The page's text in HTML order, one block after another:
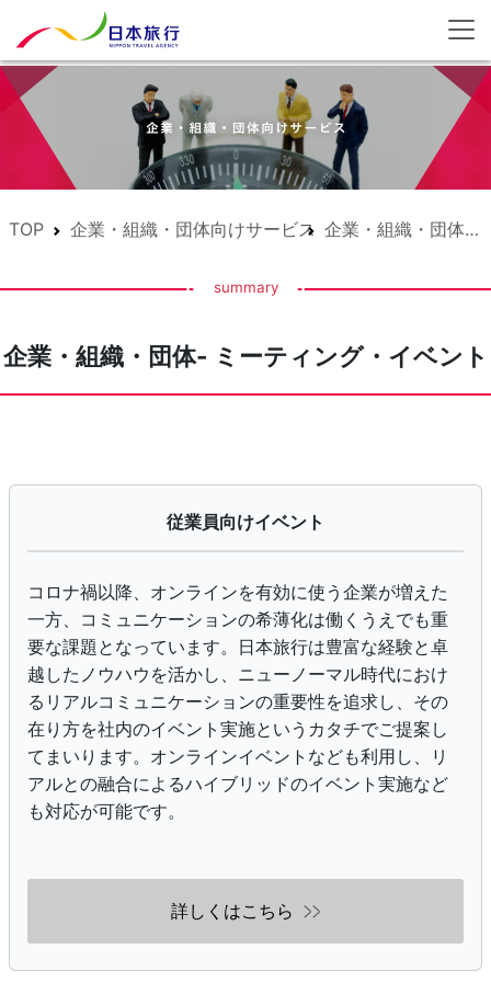
TOP 企業・組織・団体向けサービス 企業・組織・団体- ミーティング・イベント
summary
企業・組織・団体- ミーティング・イベント
従業員向けイベント
コロナ禍以降、オンラインを有効に使う企業が増えた
一方、コミュニケーションの希薄化は働くうえでも重
要な課題となっています。日本旅行は豊富な経験と卓
越したノウハウを活かし、ニューノーマル時代におけ
るリアルコミュニケーションの重要性を追求し、その
在り方を社内のイベント実施というカタチでご提案し
てまいります。オンラインイベントなども利用し、リ
アルとの融合によるハイブリッドのイベント実施など
も対応が可能です。
詳しくはこちら